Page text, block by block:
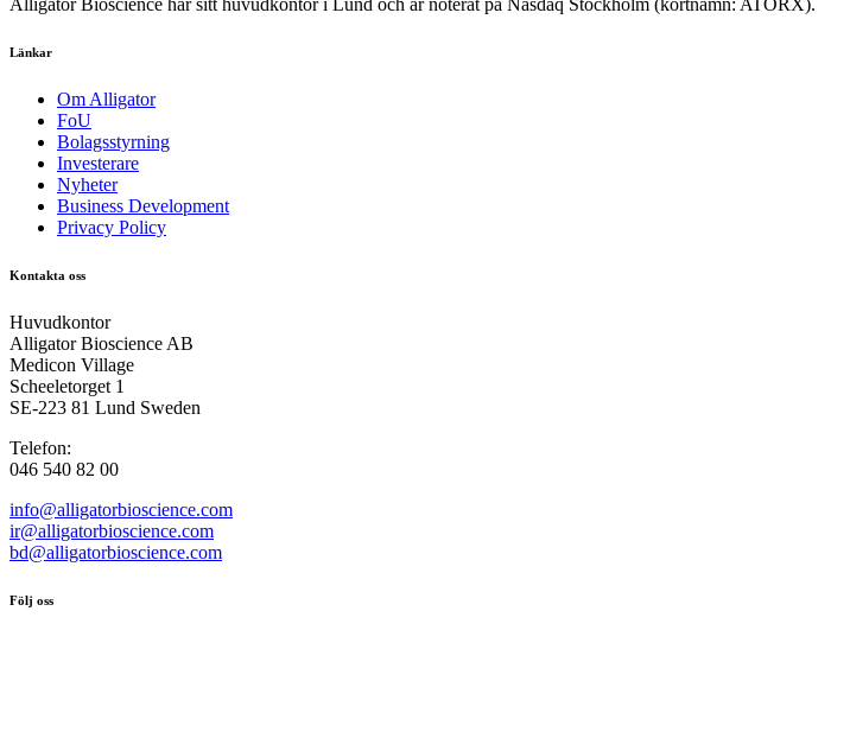
Alligator Bioscience har sitt huvudkontor i Lund och är noterat på Nasdaq Stockholm (kortnamn: ATORX).
Länkar
Om Alligator
FoU
Bolagsstyrning
Investerare
Nyheter
Business Development
Privacy Policy
Kontakta oss
Huvudkontor
Alligator Bioscience AB
Medicon Village
Scheeletorget 1
SE-223 81 Lund Sweden
Telefon:
046 540 82 00
info@alligatorbioscience.com
ir@alligatorbioscience.com
bd@alligatorbioscience.com
Följ oss